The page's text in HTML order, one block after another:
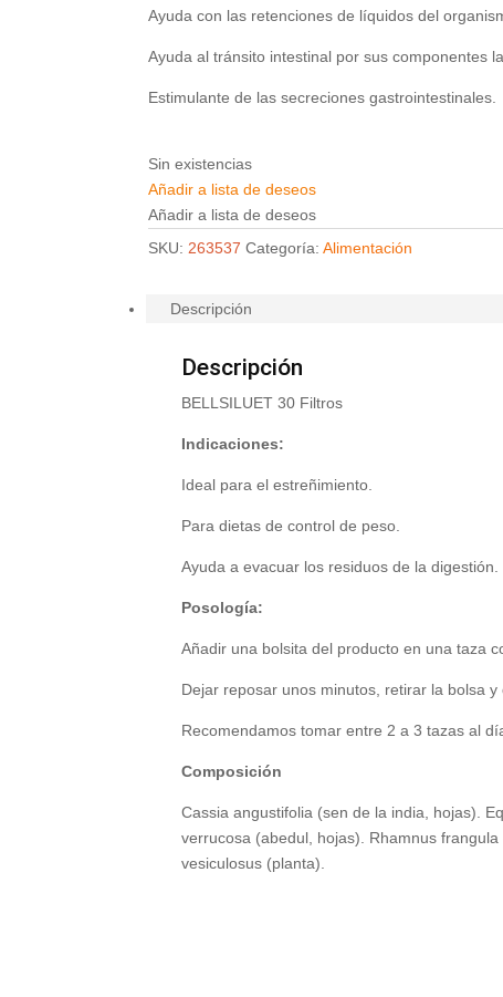
Ayuda con las retenciones de líquidos del
Ayuda al tránsito intestinal por sus componentes
Estimulante de las secreciones gastrointestinales.
Sin existencias
Añadir a lista de deseos
Añadir a lista de deseos
SKU: 263537 Categoría:Alimentación
Descripción
Descripción
BELLSILUET 30 Filtros
Indicaciones:
Ideal para el estreñimiento.
Para dietas de control de peso.
Ayuda a evacuar los residuos de la digestión.
Posología:
Añadir una bolsita del producto en una taza
Dejar reposar unos minutos, retirar la bolsa y
Recomendamos tomar entre 2 a 3 tazas al
Composición
Cassia angustifolia (sen de la india, hojas).
verrucosa (abedul, hojas). Rhamnus
vesiculosus (planta).